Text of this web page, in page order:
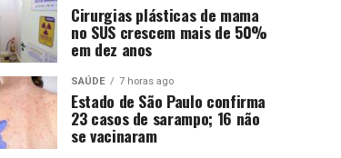
Cirurgias plásticas de mama
no SUS crescem mais de 50%
em dez anos
SAÚDE 7 horas ago
Estado de São Paulo confirma
23 casos de sarampo; 16 não
se vacinaram